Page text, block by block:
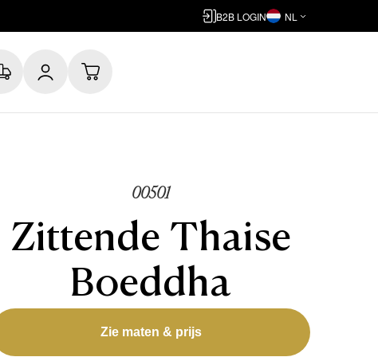
B2B LOGIN NL
00501
Zittende Thaise
Boeddha
Zie maten & prijs